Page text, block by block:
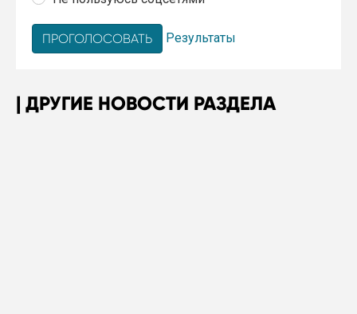
Результаты
ДРУГИЕ НОВОСТИ РАЗДЕЛА